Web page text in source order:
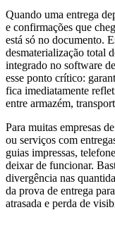
Quando uma entrega
e confirmações que
está só no documento.
desmaterialização total
integrado no software
esse ponto crítico:
fica imediatamente
entre armazém,
Para muitas empresas
ou serviços com
guias impressas,
deixar de funcionar.
divergência nas
da prova de entrega
atrasada e perda de